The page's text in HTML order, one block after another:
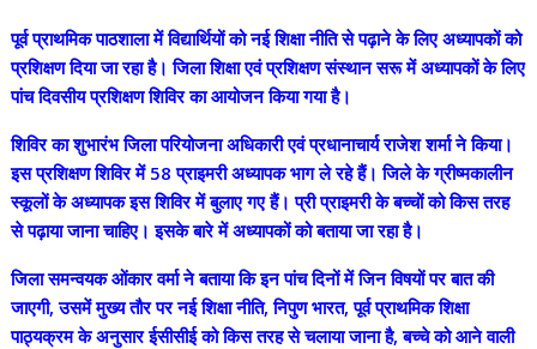
पूर्व प्राथमिक पाठशाला में विद्यार्थियों को नई शिक्षा नीति से पढ़ाने के लिए अध्यापकों को
प्रशिक्षण दिया जा रहा है। जिला शिक्षा एवं प्रशिक्षण संस्थान सरू में अध्यापकों के लिए
पांच दिवसीय प्रशिक्षण शिविर का आयोजन किया गया है।
शिविर का शुभारंभ जिला परियोजना अधिकारी एवं प्रधानाचार्य राजेश शर्मा ने किया।
इस प्रशिक्षण शिविर में 58 प्राइमरी अध्यापक भाग ले रहे हैं। जिले के ग्रीष्मकालीन
स्कूलों के अध्यापक इस शिविर में बुलाए गए हैं। प्री प्राइमरी के बच्चों को किस तरह
से पढ़ाया जाना चाहिए। इसके बारे में अध्यापकों को बताया जा रहा है।
जिला समन्वयक ओंकार वर्मा ने बताया कि इन पांच दिनों में जिन विषयों पर बात की
जाएगी, उसमें मुख्य तौर पर नई शिक्षा नीति, निपुण भारत, पूर्व प्राथमिक शिक्षा
पाठ्यक्रम के अनुसार ईसीसीई को किस तरह से चलाया जाना है, बच्चे को आने वाली